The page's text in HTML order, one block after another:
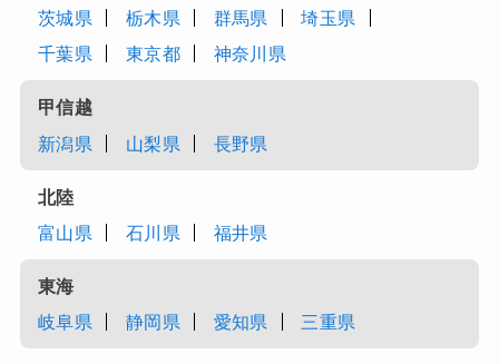
茨城県 栃木県 群馬県
埼玉県
千葉県
東京都 神奈川県
甲信越
新潟県
山梨県 長野県
北陸
富山県
石川県 福井県
東海
岐阜県
静岡県 愛知県 三重県